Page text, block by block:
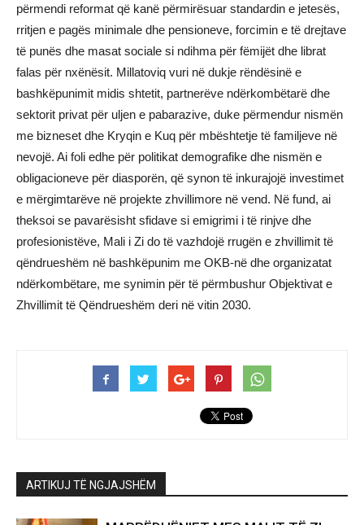
përmendi reformat që kanë përmirësuar standardin e jetesës,
rritjen e pagës minimale dhe pensioneve, forcimin e të drejtave
të punës dhe masat sociale si ndihma për fëmijët dhe librat
falas për nxënësit. Millatoviq vuri në dukje rëndësinë e
bashkëpunimit midis shtetit, partnerëve ndërkombëtarë dhe
sektorit privat për uljen e pabarazive, duke përmendur nismën
me bizneset dhe Kryqin e Kuq për mbështetje të familjeve në
nevojë. Ai foli edhe për politikat demografike dhe nismën e
obligacioneve për diasporën, që synon të inkurajojë investimet
e mërgimtarëve në projekte zhvillimore në vend. Në fund, ai
theksoi se pavarësisht sfidave si emigrimi i të rinjve dhe
profesionistëve, Mali i Zi do të vazhdojë rrugën e zhvillimit të
qëndrueshëm në bashkëpunim me OKB-në dhe organizatat
ndërkombëtare, me synimin për të përmbushur Objektivat e
Zhvillimit të Qëndrueshëm deri në vitin 2030.
ARTIKUJ TË NGJAJSHËM